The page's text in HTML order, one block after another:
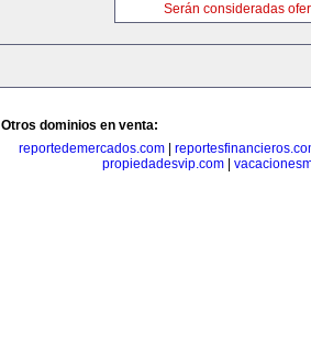
Serán consideradas
Otros dominios en venta:
reportedemercados.com
propiedadesvip.com